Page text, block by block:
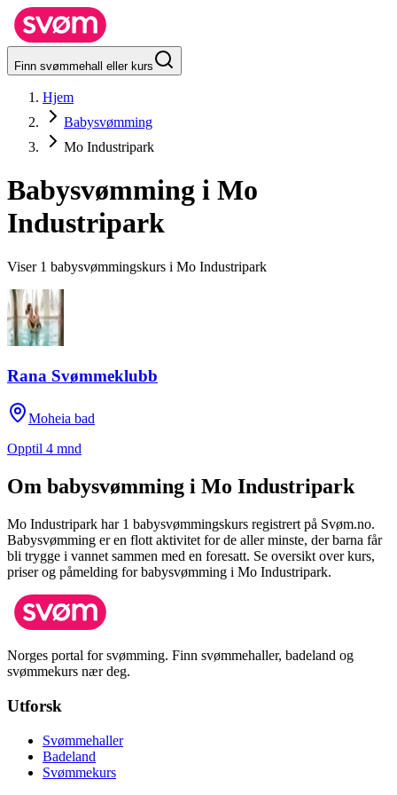
Finn svømmehall eller kurs
Hjem
Babysvømming
Mo Industripark
Babysvømming i Mo
Industripark
Viser 1 babysvømmingskurs i Mo Industripark
Rana Svømmeklubb
Moheia bad
Opptil 4 mnd
Om babysvømming i Mo Industripark
Mo Industripark har 1 babysvømmingskurs registrert på Svøm.no.
Babysvømming er en flott aktivitet for de aller minste, der barna får
bli trygge i vannet sammen med en foresatt. Se oversikt over kurs,
priser og påmelding for babysvømming i Mo Industripark.
Norges portal for svømming. Finn svømmehaller, badeland og
svømmekurs nær deg.
Utforsk
Svømmehaller
Badeland
Svømmekurs